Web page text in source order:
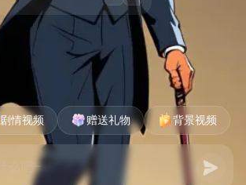
剧情视频 赠送礼物 背景视频